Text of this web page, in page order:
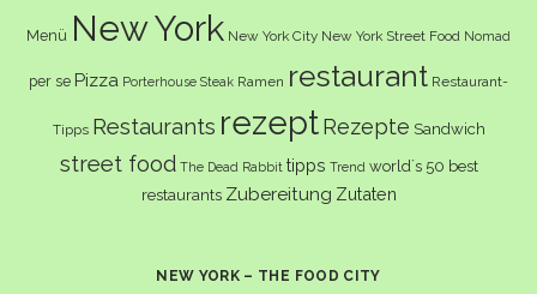
Menü New York New York City New York Street Food Nomad
per se Pizza Porterhouse Steak Ramen restaurant Restaurant-
Tipps Restaurants rezept Rezepte Sandwich
street food The Dead Rabbit tipps Trend world´s 50 best
restaurants Zubereitung Zutaten
NEW YORK – THE FOOD CITY